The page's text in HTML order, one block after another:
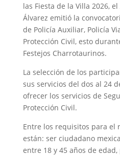
las Fiesta de la Villa 2026,
Álvarez emitió la
de Policía Auxiliar, Policía
Protección Civil, esto
Festejos Charrotaurinos.
La selección de los
sus servicios del dos al 24
ofrecer los servicios de
Protección Civil.
Entre los requisitos para el
están: ser ciudadano
entre 18 y 45 años de